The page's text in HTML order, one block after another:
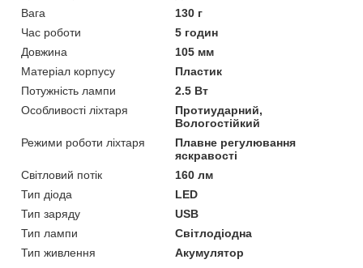
Вага
130 г
Час роботи
5 годин
Довжина
105 мм
Матеріал корпусу
Пластик
Потужність лампи
2.5 Вт
Особливості ліхтаря
Протиударний,
Вологостійкий
Режими роботи ліхтаря
Плавне регулювання
яскравості
Світловий потік
160 лм
Тип діода
LED
Тип заряду
USB
Тип лампи
Світлодіодна
Тип живлення
Акумулятор